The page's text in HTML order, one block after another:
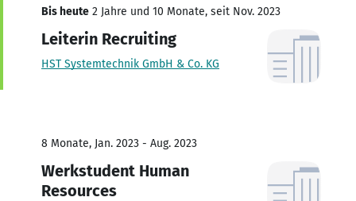
Bis heute 2 Jahre und 10 Monate, seit Nov. 2023
Leiterin Recruiting
HST Systemtechnik GmbH & Co. KG
8 Monate, Jan. 2023 - Aug. 2023
Werkstudent Human
Resources